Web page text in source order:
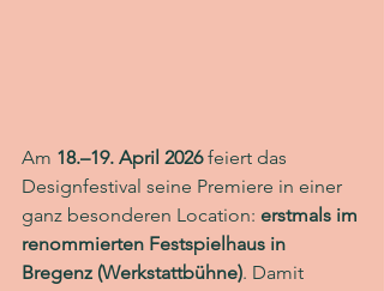
Am 18.–19. April 2026 feiert das
Designfestival seine Premiere in einer
ganz besonderen Location: erstmals im
renommierten Festspielhaus in
Bregenz (Werkstattbühne). Damit